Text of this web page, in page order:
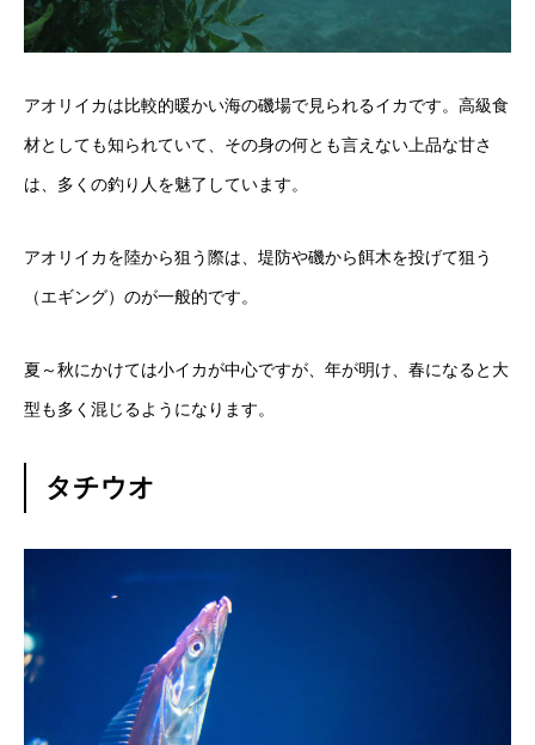
アオリイカは比較的暖かい海の磯場で見られるイカです。高級食
材としても知られていて、その身の何とも言えない上品な甘さ
は、多くの釣り人を魅了しています。
アオリイカを陸から狙う際は、堤防や磯から餌木を投げて狙う
（エギング）のが一般的です。
夏～秋にかけては小イカが中心ですが、年が明け、春になると大
型も多く混じるようになります。
タチウオ